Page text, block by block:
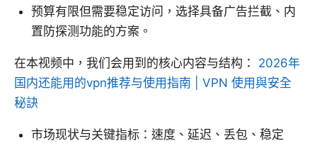
预算有限但需要稳定访问，选择具备广告拦截、内
置防探测功能的方案。
在本视频中，我们会用到的核心内容与结构： 2026年
国内还能用的vpn推荐与使用指南 | VPN 使用與安全
秘訣
市场现状与关键指标：速度、延迟、丢包、稳定